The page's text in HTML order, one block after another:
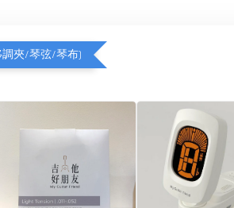
調夾/琴弦/琴布)